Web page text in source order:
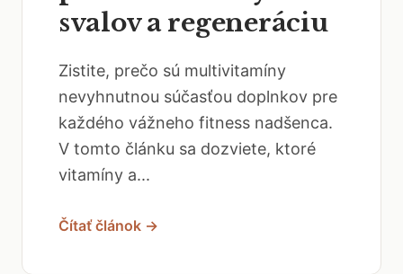
svalov a regeneráciu
Zistite, prečo sú multivitamíny
nevyhnutnou súčasťou doplnkov pre
každého vážneho fitness nadšenca.
V tomto článku sa dozviete, ktoré
vitamíny a...
Čítať článok →